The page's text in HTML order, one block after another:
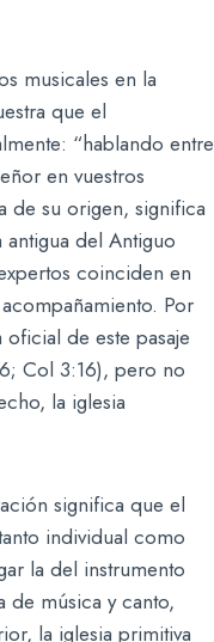
musicales en la
que el
“hablando entre
en vuestros
de su origen, significa
del Antiguo
coinciden en
Por
de este pasaje
Col 3:16), pero no
la iglesia
significa que el
individual como
la del instrumento
de música y canto,
la iglesia primitiva